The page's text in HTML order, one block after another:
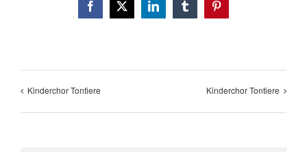
Facebook
X LinkedInTumblrPinterest
Kinderchor Tontiere Kinderchor Tontiere